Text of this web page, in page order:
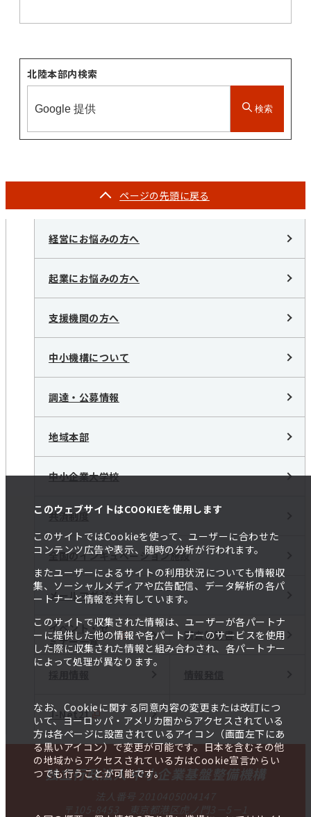
このウェブサイトはCOOKIEを使用します
このサイトではCookieを使って、ユーザーに合わせた
コンテンツ広告や表示、随時の分析が行われます。
またユーザーによるサイトの利用状況についても情報収
集、ソーシャルメディアや広告配信、データ解析の各パ
ートナーと情報を共有しています。
このサイトで収集された情報は、ユーザーが各パートナ
ーに提供した他の情報や各パートナーのサービスを使用
した際に収集された情報と組み合わされ、各パートナー
によって処理が異なります。
なお、Cookieに関する同意内容の変更または改訂につ
いて、ヨーロッパ・アメリカ圏からアクセスされている
方は各ページに設置されているアイコン（画面左下にあ
る黒いアイコン）で変更が可能です。日本を含むその他
の地域からアクセスされている方はCookie宣言からい
つでも行うことが可能です。
北陸本部内検索
検索
ページの先頭に戻る
経営にお悩みの方へ
起業にお悩みの方へ
支援機関の方へ
中小機構について
調達・公募情報
地域本部
中小企業大学校
共済制度
全国のインキュベーション施設
メールマガジン
イベント・セ
ミナー一覧
調査報告書
J-Net21
独立行政法人 中小企業基盤整備機構
法人番号 2010405004147
〒105-8453 東京都港区虎ノ門3－5－1